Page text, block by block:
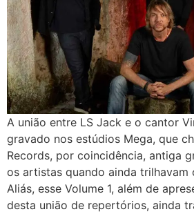
A união entre LS Jack e o cantor
gravado nos estúdios Mega, que
Records, por coincidência, antiga
os artistas quando ainda trilhavam
Aliás, esse Volume 1, além de
desta união de repertórios, ainda